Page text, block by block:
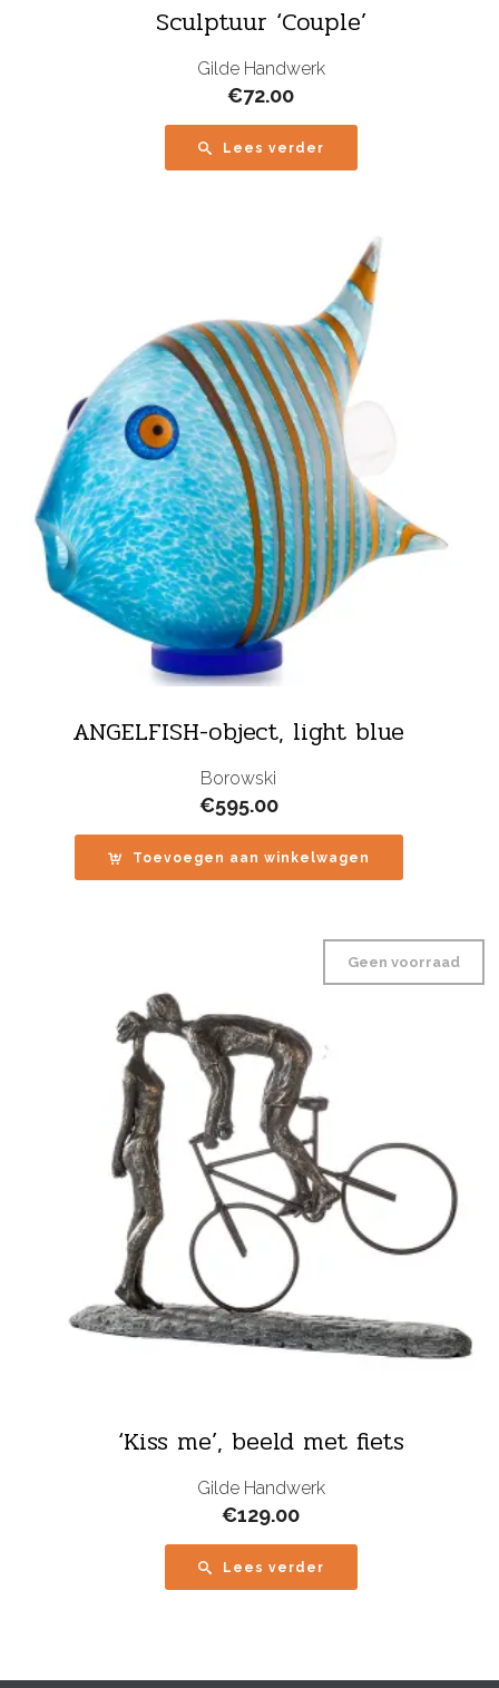
Sculptuur ‘Couple’
Gilde Handwerk
€72.00
Lees verder
ANGELFISH-object, light blue
Borowski
€595.00
Toevoegen aan winkelwagen
‘Kiss me’, beeld met fiets
Geen voorraad
Gilde Handwerk
€129.00
Lees verder